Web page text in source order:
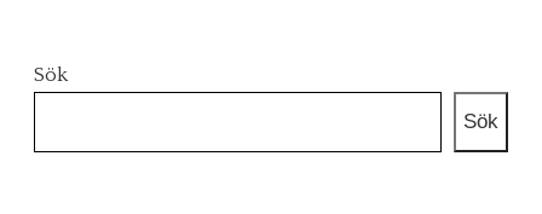
Sök
Sök